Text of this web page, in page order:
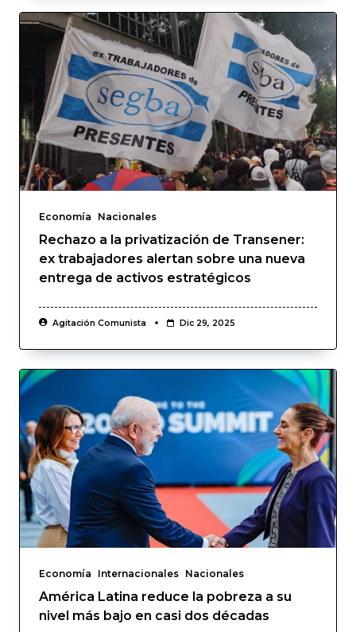
Economía Nacionales
Rechazo a la privatización de Transener:
ex trabajadores alertan sobre una nueva
entrega de activos estratégicos
Agitación Comunista Dic 29, 2025
Economía Internacionales Nacionales
América Latina reduce la pobreza a su
nivel más bajo en casi dos décadas